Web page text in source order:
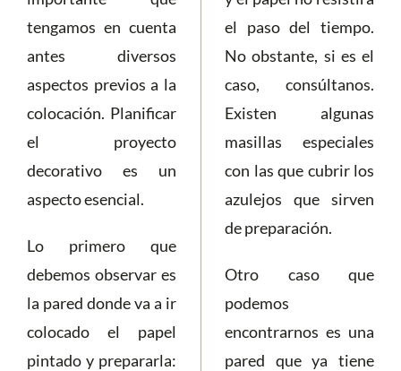
tengamos en cuenta
antes diversos
aspectos previos a la
colocación. Planificar
el proyecto
decorativo es un
aspecto esencial.
Lo primero que
debemos observar es
la pared donde va a ir
colocado el papel
pintado y prepararla:
el paso del tiempo.
No obstante, si es el
caso, consúltanos.
Existen algunas
masillas especiales
con las que cubrir los
azulejos que sirven
de preparación.
Otro caso que
podemos
encontrarnos es una
pared que ya tiene